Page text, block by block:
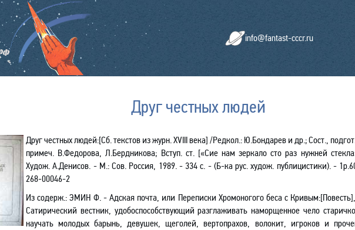
info@fantast-cccr.ru
Друг честных людей
Друг честных людей:[Сб. текстов из журн.XVIIIвека] /Редкол.: Ю.Бондарев и др.; Сост.,
примеч. В.Федорова, Л.Бердникова; Вступ. ст. [«Сие нам зеркало сто раз нужней
Худож. А.Денисов. - М.: Сов. Россия, 1989. - 334 с. - (Б-ка рус. худож. публицистики). -
268-00046-2
Из содерж.: ЭМИН Ф. - Адская почта, или Переписки Хромоногого беса с
Сатирический вестник, удобоспособствующий разглаживать наморщенное чело
научать молодых барынь, девушек, щеголей, вертопрахов, волокит, игроков и